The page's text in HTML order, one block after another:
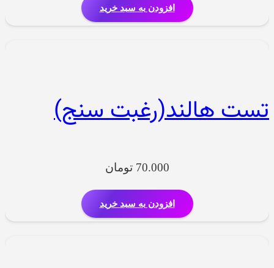
افزودن به سبد خرید
تست هالند(رغبت سنج)
70.000 تومان
افزودن به سبد خرید